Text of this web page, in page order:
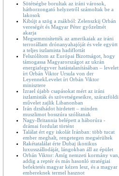
Sötétségbe borultak az iráni városok,
hátborzongató helyzetről számoltak be a
lakosok
Kibújt a szög a zsákból: Zelenszkij Orbán
vereségét és Magyar Péter győzelmét
akarja
Megsemmisítették az amerikaiak az iráni
terrorállam drónanyahajóját és vele együtt
a teljes iszlamista hadiflottát
Felszólítom az Európai Bizottságot, hogy
támogassa Magyarországot az ukrán
energiafegyver hatástalanításában – levelet
írt Orbán Viktor Ursula von der
LeyennekLevelet írt Orbán Viktor
minisztere
Izrael újabb csapásokat mért az iráni
iszlamisták és szövetségeseikre, szárazföldi
művelet zajlik Libanonban
Irán dzsihádot hirdetett – minden
muszlimot bosszúra szólítanak
Nagy-Britannia belépett a háborúra -
drámai fordulat történt
Találat ért egy iskolát Iránban: több tucat
ember meghalt, rengetegen megsérültek
Rakétatalálat érte Dubaj ikonikus
luxusszállodáját, lángokban áll az épület
Orbán Viktor: Amíg nemzeti kormány van,
addig a reptér és más hasonló stratégiai
befektetés magyar kézen lesz, és a magyar
embereknek termel hasznot